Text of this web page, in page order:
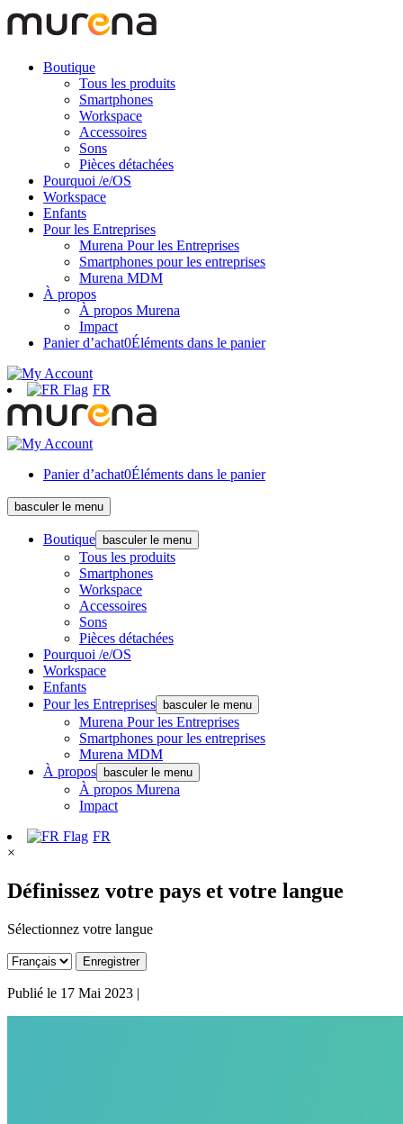
Boutique
Tous les produits
Smartphones
Workspace
Accessoires
Sons
Pièces détachées
Pourquoi /e/OS
Workspace
Enfants
Pour les Entreprises
Murena Pour les Entreprises
Smartphones pour les entreprises
Murena MDM
À propos
À propos Murena
Impact
Panier d’achat0Éléments dans le panier
FR
Panier d’achat0Éléments dans le panier
basculer le menu
Boutique basculer le menu
Tous les produits
Smartphones
Workspace
Accessoires
Sons
Pièces détachées
Pourquoi /e/OS
Workspace
Enfants
Pour les Entreprises
basculer le menu
Murena Pour les Entreprises
Smartphones pour les entreprises
Murena MDM
À propos
basculer le menu
À propos Murena
Impact
FR
×
Définissez votre pays et votre langue
Sélectionnez votre langue
Enregistrer
Publié le 17 Mai 2023 |